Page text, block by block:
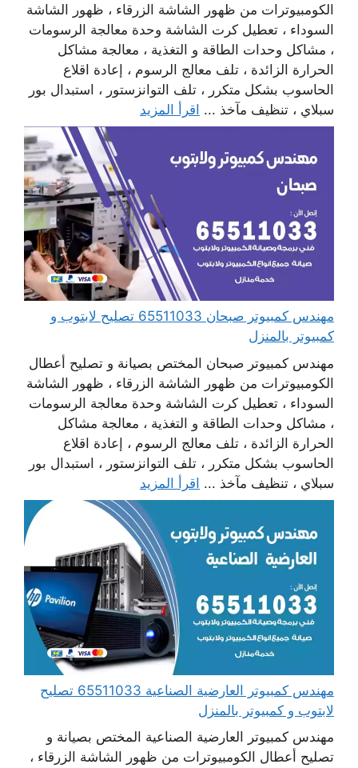
الكومبيوترات من ظهور الشاشة الزرقاء ، ظهور الشاشة
السوداء ، تعطيل كرت الشاشة وحدة معالجة الرسومات
، مشاكل وحدات الطاقة و التغذية ، معالجة مشاكل
الحرارة الزائدة ، تلف معالج الرسوم ، إعادة اقلاع
الحاسوب بشكل متكرر ، تلف التوانزستور ، استبدال بور
سبلاي ، تنظيف مآخذ ... اقرأ المزيد
مهندس كمبيوتر صبحان 65511033 تصليح لابتوب و
كمبيوتر بالمنزل
مهندس كمبيوتر صبحان المختص بصيانة و تصليح أعطال
الكومبيوترات من ظهور الشاشة الزرقاء ، ظهور الشاشة
السوداء ، تعطيل كرت الشاشة وحدة معالجة الرسومات
، مشاكل وحدات الطاقة و التغذية ، معالجة مشاكل
الحرارة الزائدة ، تلف معالج الرسوم ، إعادة اقلاع
الحاسوب بشكل متكرر ، تلف التوانزستور ، استبدال بور
سبلاي ، تنظيف مآخذ ... اقرأ المزيد
مهندس كمبيوتر العارضية الصناعية 65511033 تصليح
لابتوب و كمبيوتر بالمنزل
مهندس كمبيوتر العارضية الصناعية المختص بصيانة و
تصليح أعطال الكومبيوترات من ظهور الشاشة الزرقاء ،